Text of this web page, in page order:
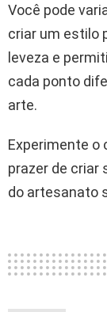
Você pode
criar um estilo
leveza e
cada ponto
arte.
Experimente o
prazer de criar
do artesanato